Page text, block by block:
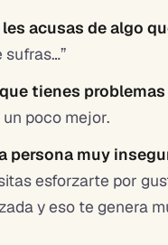
acusas de algo
sufras…”
tienes
poco mejor.
persona muy
esforzarte por
y eso te genera